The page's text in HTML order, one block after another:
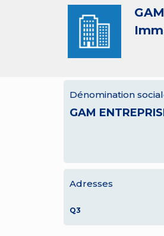
Dénomination
GAM
Adresses
Q3